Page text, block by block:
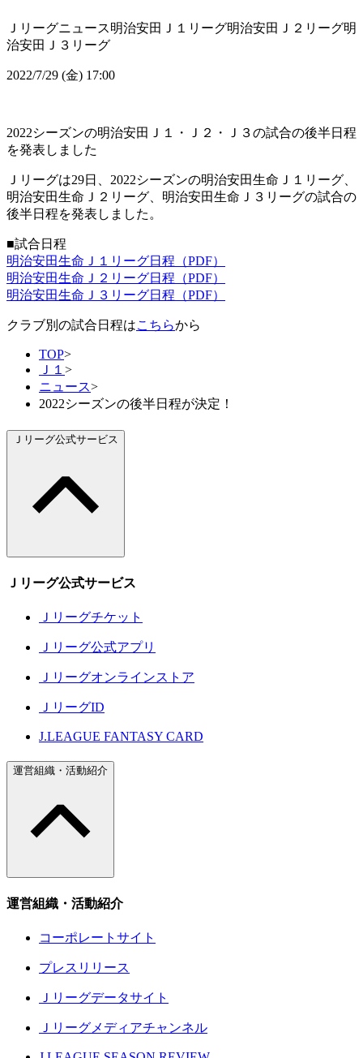
Ｊリーグニュース明治安田Ｊ１リーグ明治安田Ｊ２リーグ明
治安田Ｊ３リーグ
2022/7/29 (金) 17:00
2022シーズンの明治安田Ｊ１・Ｊ２・Ｊ３の試合の後半日程
を発表しました
Ｊリーグは29日、2022シーズンの明治安田生命Ｊ１リーグ、
明治安田生命Ｊ２リーグ、明治安田生命Ｊ３リーグの試合の
後半日程を発表しました。
■試合日程
明治安田生命Ｊ１リーグ日程（PDF）
明治安田生命Ｊ２リーグ日程（PDF）
明治安田生命Ｊ３リーグ日程（PDF）
クラブ別の試合日程はこちらから
TOP>
Ｊ１ >
ニュース>
2022シーズンの後半日程が決定！
Ｊリーグ公式サービス
Ｊリーグ公式サービス
Ｊリーグチケット
Ｊリーグ公式アプリ
Ｊリーグオンラインストア
ＪリーグID
J.LEAGUE FANTASY CARD
運営組織・活動紹介
運営組織・活動紹介
コーポレートサイト
プレスリリース
Ｊリーグデータサイト
Ｊリーグメディアチャンネル